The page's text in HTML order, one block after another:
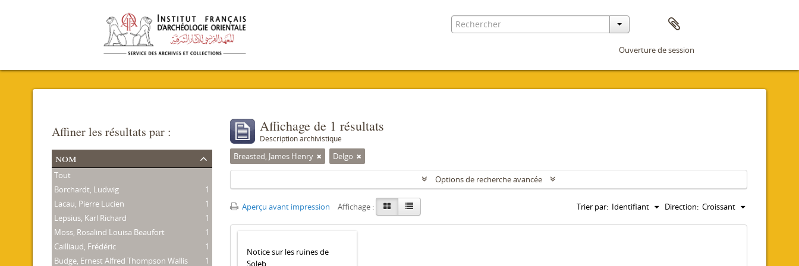
Ouverture de session
Affiner les résultats par :
nom
Tout
Borchardt, Ludwig
1
Lacau, Pierre Lucien
1
Lepsius, Karl Richard
1
Moss, Rosalind Louisa Beaufort
1
Cailliaud, Frédéric
1
Budge, Ernest Alfred Thompson Wallis
1
Affichage de 1 résultats
Description archivistique
Breasted, James Henry Delgo
Options de recherche avancée
Aperçu avant impression Affichage : Trier par: Identifiant Direction: Croissant
Notice sur les ruines de
Soleb